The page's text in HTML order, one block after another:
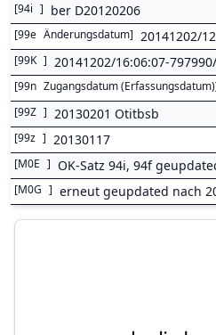
[94i ] ber D20120206
[99e Änderungsdatum] 20141202/
[99K ] 20141202/16:06:07-
[99n Zugangsdatum (Erfassungsdatum)
[99Z ] 20130201 Otitbsb
[99z ] 20130117
[M0E ] OK-Satz 94i, 94f
[M0G ] erneut geupdated nach